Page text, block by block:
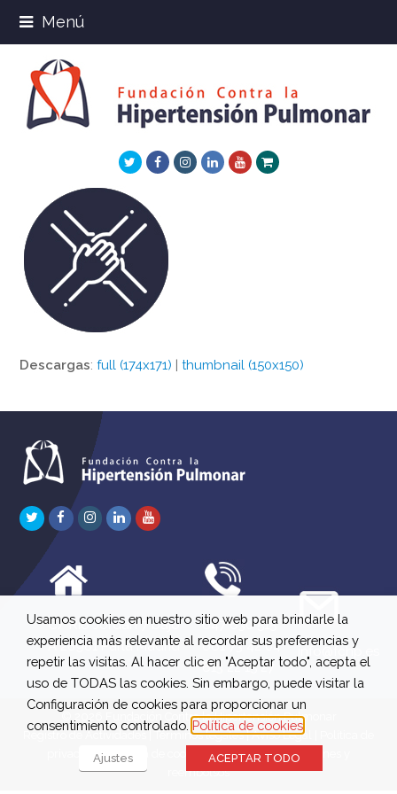
Menú
TwitterFacebookInstagram
LinkedInYoutube
Xing
Descargas:full (174x171) |thumbnail (150x150)
TwitterFacebook
Instagram
LinkedInYoutube
C/ Río Jordán 7 bajo
A 28981 Parla Madrid
647 630 515
661 73 42 04
613 22 15 27
info@fchp.es
© 2026 Fundación Contra la Hipertensión Pulmonar
Registro de Actividades|Términos legales|Aviso Legal
privacidad|Política de cookies | Política de devoluciones y
reembolsos
Usamos cookies en nuestro sitio web para brindarle la
experiencia más relevante al recordar sus preferencias y
repetir las visitas. Al hacer clic en "Aceptar todo", acepta el
uso de TODAS las cookies. Sin embargo, puede visitar la
Configuración de cookies para proporcionar un
consentimiento controlado. Política de cookies
Ajustes ACEPTAR TODO